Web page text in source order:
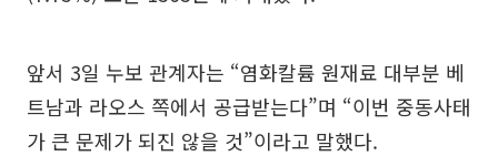
앞서 3일 누보 관계자는 “염화칼륨 원재료 대부분 베
트남과 라오스 쪽에서 공급받는다”며 “이번 중동사태
가 큰 문제가 되진 않을 것”이라고 말했다.